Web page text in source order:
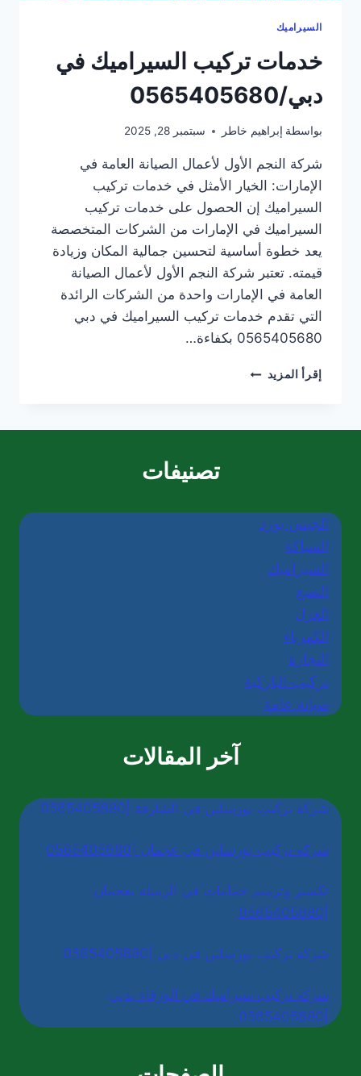
السيراميك
خدمات تركيب السيراميك في
دبي/0565405680
بواسطة إبراهيم خاطر سبتمبر 28, 2025
شركة النجم الأول لأعمال الصيانة العامة في
الإمارات: الخيار الأمثل في خدمات تركيب
السيراميك إن الحصول على خدمات تركيب
السيراميك في الإمارات من الشركات المتخصصة
يعد خطوة أساسية لتحسين جمالية المكان وزيادة
قيمته. تعتبر شركة النجم الأول لأعمال الصيانة
العامة في الإمارات واحدة من الشركات الرائدة
التي تقدم خدمات تركيب السيراميك في دبي
0565405680 بكفاءة…
إقرأ المزيد خدمات
تصنيفات
الجبس بورد
السباكة
السيراميك
الصبغ
العزل
الكهرباء
النجارة
تركيب الباركية
صيانة عامة
آخر المقالات
شركة تركيب بورسلين في الشارقة |0565405680
شركة تركيب بورسلين في عجمان |0565405680
تكسير وترميم حمامات في الرميلة بعجمان
شركة تركيب بورسلين في دبي |0565405680
شركة تركيب سيراميك في الورقاء بدبي